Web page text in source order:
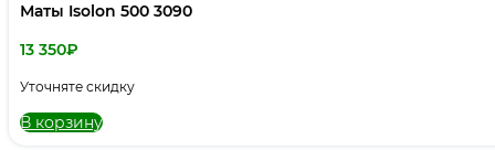
Маты Isolon 500 3090
13 350₽
Уточняте скидку
В корзину